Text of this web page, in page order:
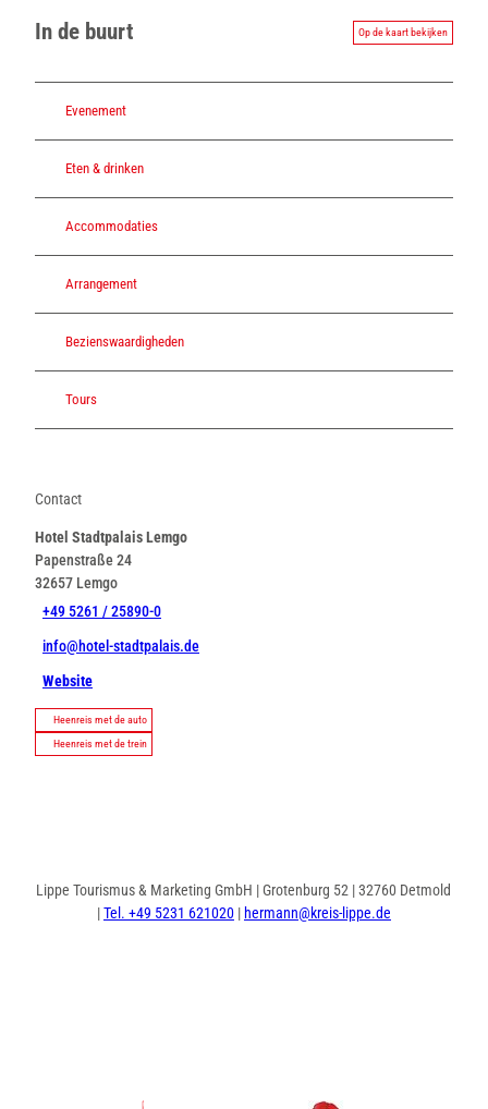
In de buurt Op de kaart bekijken
Evenement
Eten & drinken
Accommodaties
Arrangement
Bezienswaardigheden
Tours
Contact
Hotel Stadtpalais Lemgo
Papenstraße 24
32657 Lemgo
+49 5261 / 25890-0
info@hotel-stadtpalais.de
Website
Heenreis met de auto
Heenreis met de trein
Lippe Tourismus & Marketing GmbH | Grotenburg 52 | 32760 Detmold
|Tel. +49 5231 621020|hermann@kreis-lippe.de